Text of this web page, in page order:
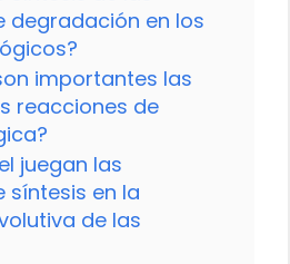
degradación en los
importantes las
reacciones de
juegan las
síntesis en la
de las